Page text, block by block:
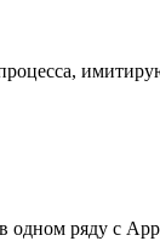
одном ряду с